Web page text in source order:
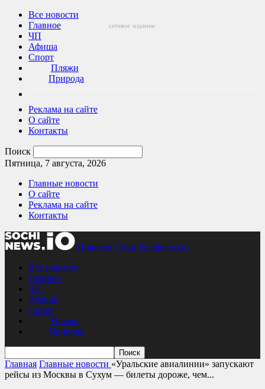
Все новости
Главное
ЧП
Афиша
Спорт
Пляжи
Природа
Реклама на сайте
О сайте
Контакты
Поиск
Пятница, 7 августа, 2026
Главные новости
О сайте
Реклама на сайте
Контакты
Новости Сочи Sochinews.io
сетевое издание
Все новости
Главное
ЧП
Афиша
Спорт
Пляжи
Природа
Главная Главные новости «Уральские авиалинии» запускают
рейсы из Москвы в Сухум — билеты дороже, чем...